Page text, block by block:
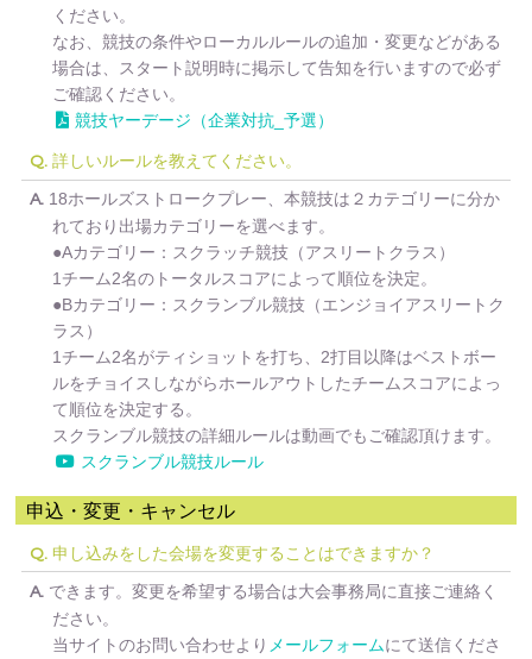
ください。
なお、競技の条件やローカルルールの追加・変更などがある
場合は、スタート説明時に掲示して告知を行いますので必ず
ご確認ください。
競技ヤーデージ（企業対抗_予選）
Q. 詳しいルールを教えてください。
A. 18ホールズストロークプレー、本競技は２カテゴリーに分か
れており出場カテゴリーを選べます。
●Aカテゴリー：スクラッチ競技（アスリートクラス）
1チーム2名のトータルスコアによって順位を決定。
●Bカテゴリー：スクランブル競技（エンジョイアスリートク
ラス）
1チーム2名がティショットを打ち、2打目以降はベストボー
ルをチョイスしながらホールアウトしたチームスコアによっ
て順位を決定する。
スクランブル競技の詳細ルールは動画でもご確認頂けます。
スクランブル競技ルール
申込・変更・キャンセル
Q. 申し込みをした会場を変更することはできますか？
A. できます。変更を希望する場合は大会事務局に直接ご連絡く
ださい。
当サイトのお問い合わせより メールフォームにて送信くださ